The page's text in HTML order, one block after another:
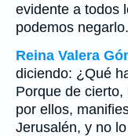
evidente a todos
podemos negarlo.
Reina Valera
diciendo: ¿Qué
Porque de
por ellos,
Jerusalén, y no